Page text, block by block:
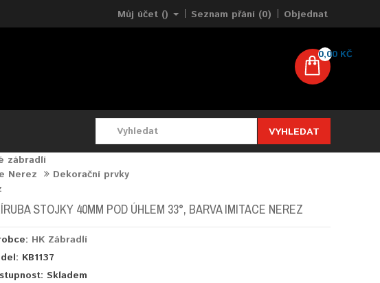
Můj účet () Seznam přání (0) Objednat
0,00 KČ
VYHLEDAT
zábradlí
Nerez
Dekorační prvky
STOJKY 40MM POD ÚHLEM 33°, BARVA IMITACE NEREZ
HK Zábradlí
KB1137
Skladem